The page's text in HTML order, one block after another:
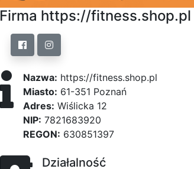
Firma https://fitness.shop.pl
Nazwa: https://fitness.shop.pl
Miasto: 61-351 Poznań
Adres: Wiślicka 12
NIP: 7821683920
REGON: 630851397
Działalność